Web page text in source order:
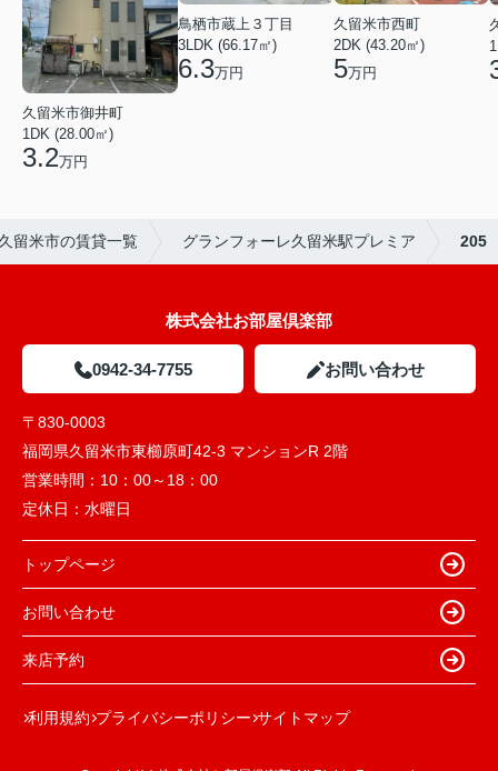
久留米市御井町
1DK (28.00㎡)
3.2万円
鳥栖市蔵上３丁目
3LDK (66.17㎡)
6.3万円
久留米市西町
2DK (43.20㎡)
5万円
留米市の賃貸一覧 グランフォーレ久留米駅プレミア 205
株式会社お部屋倶楽部
0942-34-7755 お問い合わせ
〒830-0003
福岡県久留米市東櫛原町42-3 マンションR 2階
営業時間： 10：00～18：00
定休日： 水曜日
トップページ
お問い合わせ
来店予約
利用規約 プライバシーポリシー サイトマップ